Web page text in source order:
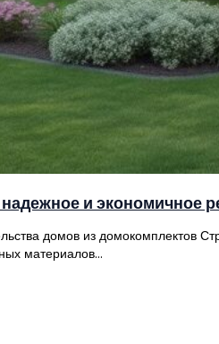
и экономичное
домов из домокомплектов
материалов…